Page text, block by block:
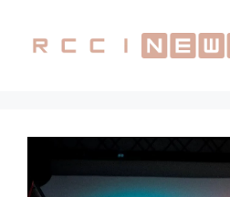
contenuto